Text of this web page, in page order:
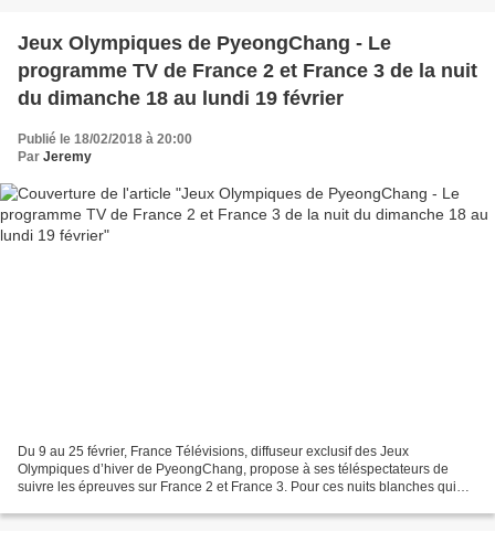
Jeux Olympiques de PyeongChang - Le
programme TV de France 2 et France 3 de la nuit
du dimanche 18 au lundi 19 février
Publié le 18/02/2018 à 20:00
Par Jeremy
Du 9 au 25 février, France Télévisions, diffuseur exclusif des Jeux
Olympiques d’hiver de PyeongChang, propose à ses téléspectateurs de
suivre les épreuves sur France 2 et France 3. Pour ces nuits blanches qui